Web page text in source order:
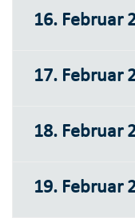
16. Februar
17. Februar
18. Februar
19. Februar